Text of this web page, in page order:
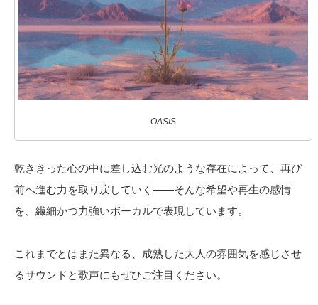
OASIS
乾ききった心の中に差し込む光のような存在によって、再び
前へ進む力を取り戻していく――そんな希望や再生の感情
を、繊細かつ力強いボーカルで表現しています。
これまでとはまた異なる、成熟した大人の雰囲気を感じさせ
るサウンドと歌声にもぜひご注目ください。